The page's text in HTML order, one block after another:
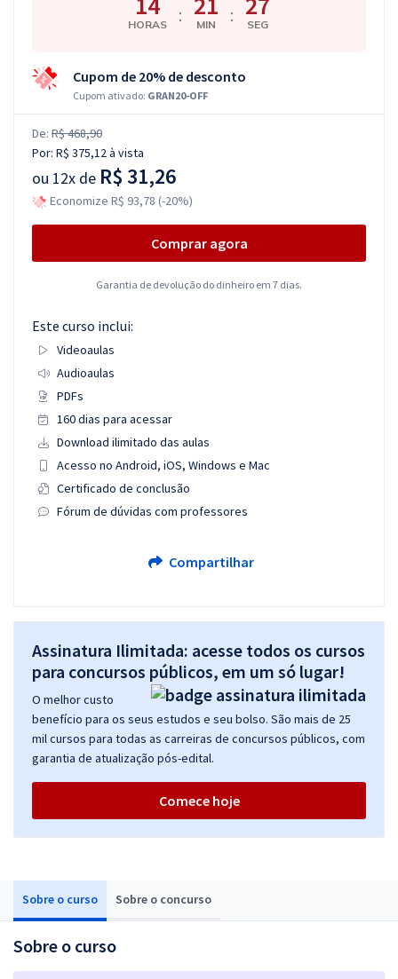
Sobre o curso Sobre o concurso
Sobre o curso
HORAS : MIN : SEG
Cupom de 20% de desconto
Cupom ativado: GRAN20-OFF
De: R$ 468,90
Por: R$ 375,12à vista
ou 12x de R$ 31,26
Economize R$ 93,78 (-20%)
Comprar agora
Garantia de devolução do dinheiro em 7 dias.
Este curso inclui:
Videoaulas
Audioaulas
PDFs
160 dias para acessar
Download ilimitado das aulas
Acesso no Android, iOS, Windows e Mac
Certificado de conclusão
Fórum de dúvidas com professores
Compartilhar
Assinatura Ilimitada: acesse todos os cursos
para concursos públicos, em um só lugar!
O melhor custo
benefício para os seus estudos e seu bolso. São mais de 25
mil cursos para todas as carreiras de concursos públicos, com
garantia de atualização pós-edital.
Comece hoje